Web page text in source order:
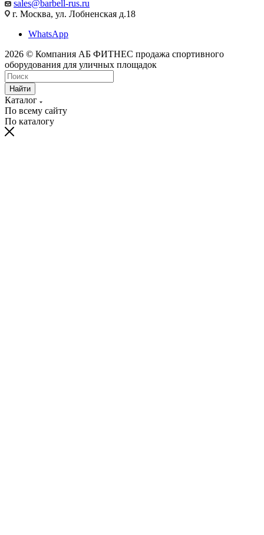
sales@barbell-rus.ru
г. Москва, ул. Лобненская д.18
WhatsApp
2026 © Компания АБ ФИТНЕС продажа спортивного
оборудования для уличных площадок
Найти
Каталог
По всему сайту
По каталогу